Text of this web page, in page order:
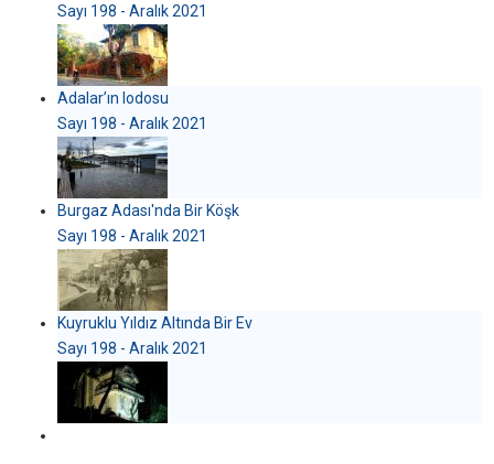
Sayı 198 - Aralık 2021
Adalar’ın lodosu
Sayı 198 - Aralık 2021
Burgaz Adası'nda Bir Köşk
Sayı 198 - Aralık 2021
Kuyruklu Yıldız Altında Bir Ev
Sayı 198 - Aralık 2021